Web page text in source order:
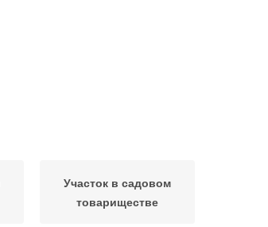
Участок в садовом
товариществе